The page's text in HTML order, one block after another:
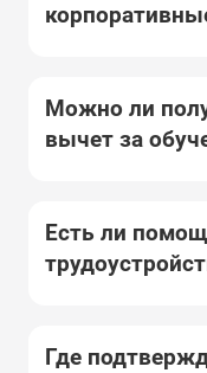
Можно ли
вычет за
Есть ли
Где